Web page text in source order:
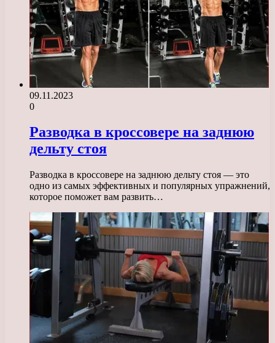
09.11.2023
0
Разводка в кроссовере на заднюю
дельту стоя
Разводка в кроссовере на заднюю дельту стоя — это
одно из самых эффективных и популярных упражнений,
которое поможет вам развить…